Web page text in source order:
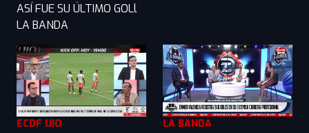
ASÍ FUE SU ÚLTIMO GOLl
LA BANDA
ECDF UIO LA BANDA